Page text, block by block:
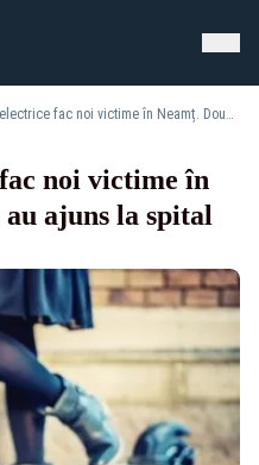
Trotinetele electrice fac noi victime în Neamț. Două minore au ajuns la spital cu multiple răni
noi victime în
ajuns la spital